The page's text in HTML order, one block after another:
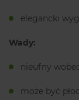
elegancki
Wady:
nieufny
może być